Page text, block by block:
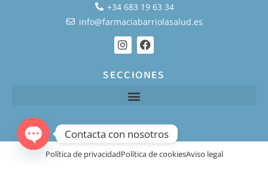
+34 683 19 63 34
info@farmaciabarriolasalud.es
SECCIONES
Política de privacidadPolítica de cookiesAviso legal
Contacta con nosotros
Open chaty